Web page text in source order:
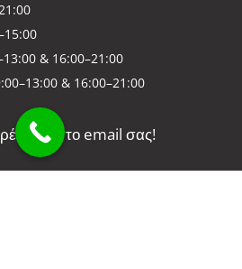
& 16:00–21:00
& 16:00–21:00
μας στο email σας!